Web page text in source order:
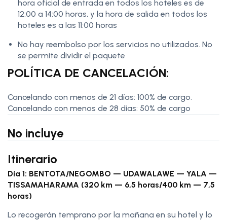
hora oficial de entrada en todos los hoteles es de
12:00 a 14:00 horas, y la hora de salida en todos los
hoteles es a las 11:00 horas
No hay reembolso por los servicios no utilizados. No
se permite dividir el paquete
POLÍTICA DE CANCELACIÓN:
Cancelando con menos de 21 días: 100% de cargo.
Cancelando con menos de 28 días: 50% de cargo
No incluye
Itinerario
Día 1: BENTOTA/NEGOMBO — UDAWALAWE — YALA —
TISSAMAHARAMA (320 km — 6,5 horas/400 km — 7,5
horas)
Lo recogerán temprano por la mañana en su hotel y lo